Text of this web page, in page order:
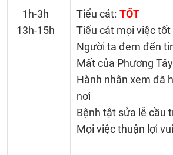
1h-3h
13h-15h
Tiểu cát: TỐT
Tiểu cát mọi việc
Người ta đem đến
Mất của Phương
Hành nhân xem đã
nơi
Bệnh tật sửa lễ cầu
Mọi việc thuận lợi